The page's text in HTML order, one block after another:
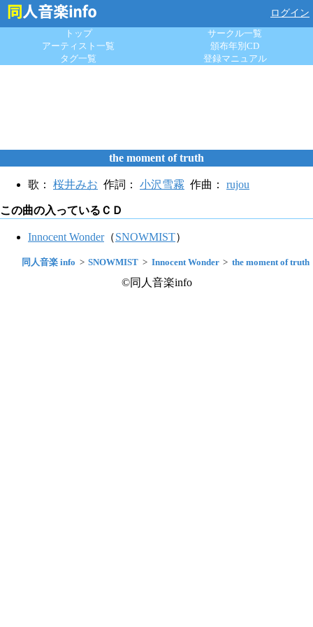
ログイン
トップ
サークル一覧
アーティスト一覧
頒布年別CD
タグ一覧
登録マニュアル
the moment of truth
歌： 桜井みお 作詞： 小沢雪霧 作曲： rujou
この曲の入っているＣＤ
Innocent Wonder（SNOWMIST）
同人音楽 info SNOWMIST Innocent Wonder the moment of truth
©同人音楽info